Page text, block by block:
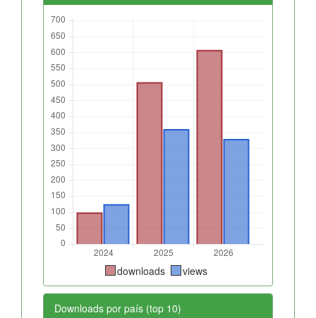
downloads views
Downloads por país (top 10)